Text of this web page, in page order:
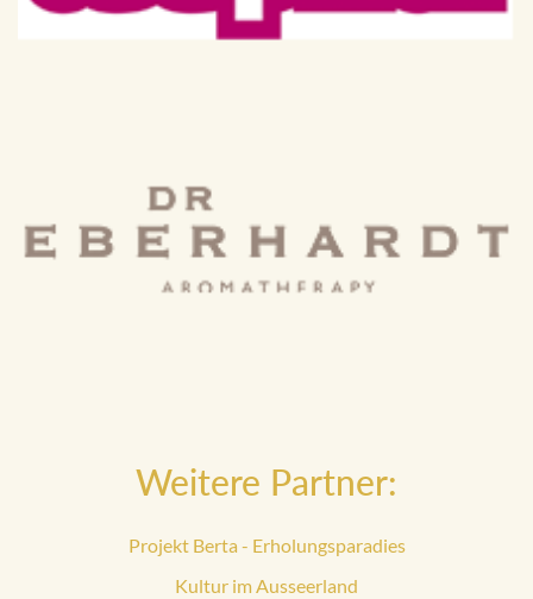
Weitere Partner:
Projekt Berta - Erholungsparadies
Kultur im Ausseerland